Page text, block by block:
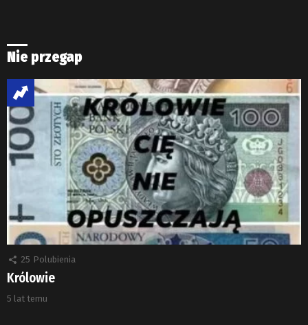
Nie przegap
25 Polubienia
Królowie
5 lat temu